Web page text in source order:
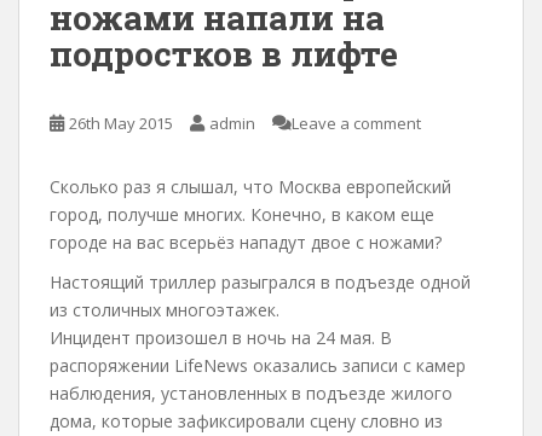
ножами напали на
подростков в лифте
26th May 2015 admin Leave a comment
Сколько раз я слышал, что Москва европейский
город, получше многих. Конечно, в каком еще
городе на вас всерьёз нападут двое с ножами?
Настоящий триллер разыгрался в подъезде одной
из столичных многоэтажек.
Инцидент произошел в ночь на 24 мая. В
распоряжении LifeNews оказались записи с камер
наблюдения, установленных в подъезде жилого
дома, которые зафиксировали сцену словно из